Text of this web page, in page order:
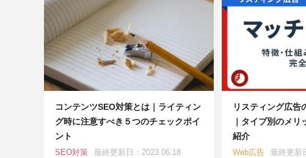
コンテンツSEO対策とは｜ライティン
グ時に注意すべき５つのチェックポイ
ント
SEO対策 最終更新日：2023.06.18
リスティング広告
｜タイプ別のメ
紹介
Web広告 最終更新